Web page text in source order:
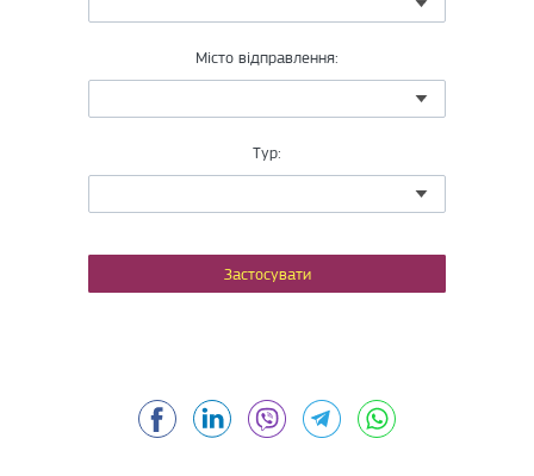
Місто відправлення:
Тур:
Facebook LinkedIn Viber Telegram